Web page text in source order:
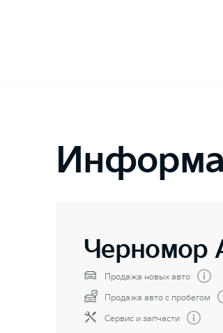
Черномор
Продажа новых авто
Продажа авто с пробегом
Сервис и запчасти